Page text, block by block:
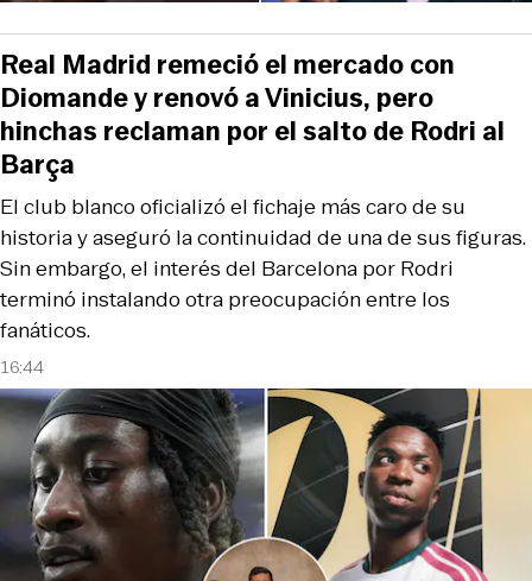
16:44
El club blanco oficializó el fichaje más caro de su
historia y aseguró la continuidad de una de sus figuras.
Sin embargo, el interés del Barcelona por Rodri
terminó instalando otra preocupación entre los
fanáticos.
Real Madrid remeció el mercado con
Diomande y renovó a Vinicius, pero
hinchas reclaman por el salto de Rodri al
Barça